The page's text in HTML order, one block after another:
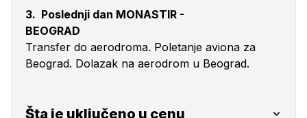
3. Poslednji dan MONASTIR -
BEOGRAD
Transfer do aerodroma. Poletanje aviona za
Beograd. Dolazak na aerodrom u Beograd.
Šta je uključeno u cenu